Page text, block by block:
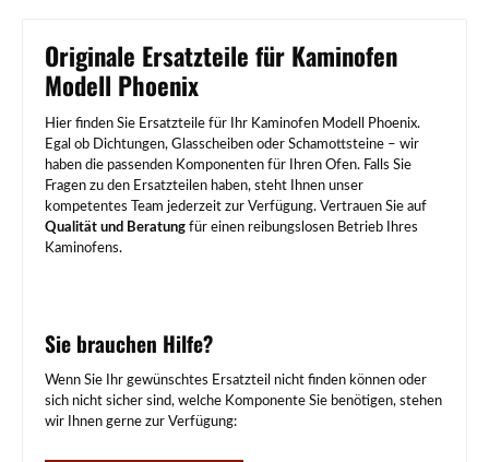
Originale Ersatzteile für Kaminofen
Modell Phoenix
Hier finden Sie Ersatzteile für Ihr Kaminofen Modell Phoenix.
Egal ob Dichtungen, Glasscheiben oder Schamottsteine – wir
haben die passenden Komponenten für Ihren Ofen. Falls Sie
Fragen zu den Ersatzteilen haben, steht Ihnen unser
kompetentes Team jederzeit zur Verfügung. Vertrauen Sie auf
Qualität und Beratung für einen reibungslosen Betrieb Ihres
Kaminofens.
Sie brauchen Hilfe?
Wenn Sie Ihr gewünschtes Ersatzteil nicht finden können oder
sich nicht sicher sind, welche Komponente Sie benötigen, stehen
wir Ihnen gerne zur Verfügung: